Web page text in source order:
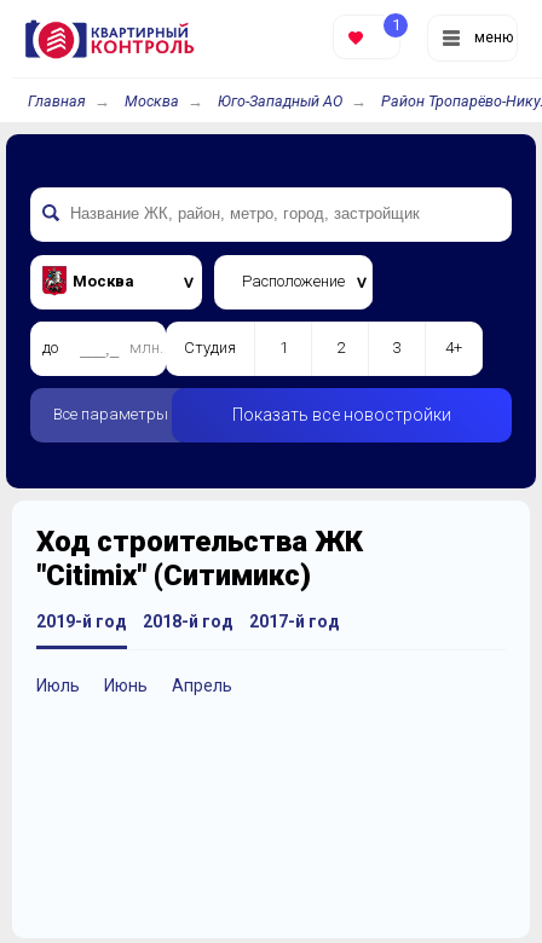
меню
1
Главная Москва Юго-Западный АО Район Тропарёво-
Москва Расположение
до млн. Студия 1 2 3 4+
Все параметры Показать все новостройки
Ход строительства ЖК
"Citimix" (Ситимикс)
2019-й год
Июль Июнь Апрель
2018-й год 2017-й год